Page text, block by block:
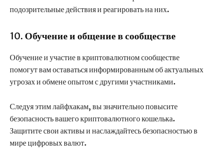
подозрительные действия и реагировать на них.
10. Обучение и общение в сообществе
Обучение и участие в криптовалютном сообществе
помогут вам оставаться информированным об актуальных
угрозах и обмене опытом с другими участниками.
Следуя этим лайфхакам, вы значительно повысите
безопасность вашего криптовалютного кошелька.
Защитите свои активы и наслаждайтесь безопасностью в
мире цифровых валют.